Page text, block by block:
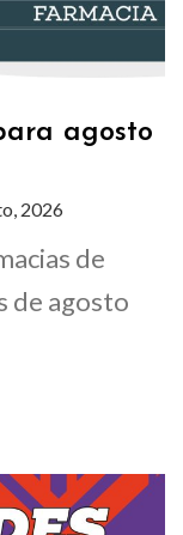
agosto
2026
de
de agosto